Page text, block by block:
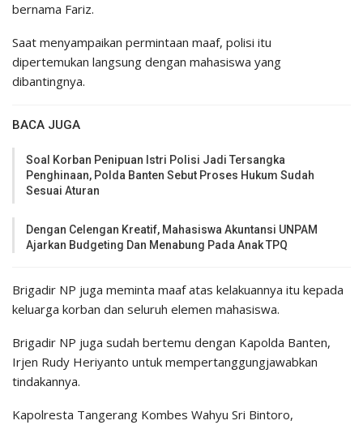
bernama Fariz.
Saat menyampaikan permintaan maaf, polisi itu
dipertemukan langsung dengan mahasiswa yang
dibantingnya.
BACA JUGA
Soal Korban Penipuan Istri Polisi Jadi Tersangka
Penghinaan, Polda Banten Sebut Proses Hukum Sudah
Sesuai Aturan
Dengan Celengan Kreatif, Mahasiswa Akuntansi UNPAM
Ajarkan Budgeting Dan Menabung Pada Anak TPQ
Brigadir NP juga meminta maaf atas kelakuannya itu kepada
keluarga korban dan seluruh elemen mahasiswa.
Brigadir NP juga sudah bertemu dengan Kapolda Banten,
Irjen Rudy Heriyanto untuk mempertanggungjawabkan
tindakannya.
Kapolresta Tangerang Kombes Wahyu Sri Bintoro,